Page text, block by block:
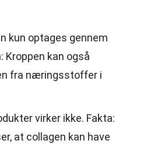
kun optages gennem
Kroppen kan også
fra næringsstoffer i
virker ikke. Fakta:
at collagen kan have